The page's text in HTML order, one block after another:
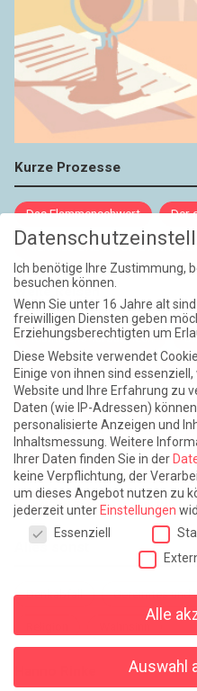
Kurze Prozesse
Das Flammenschwert Der
NIEMALS UND AUCH DANN
Weite Reisen
Atlantische Turbulenzen
Die Zeit der Ringelblumen ist
Fast am Ziel Frühling in
Leben lernen / Ein Versuch
Triple-Edinburgher mit Ketchup
Winterreise (mit Sommern)
Alles sonst
Denkabfall Gereimtes und
Ich benötige Ihre Zustimmung,
besuchen können.
Wenn Sie unter 16 Jahre alt
freiwilligen Diensten geben
Erziehungsberechtigten um
Diese Website verwendet
Einige von ihnen sind
Website und Ihre Erfahrung zu
Daten (wie IP-Adressen)
personalisierte Anzeigen und
Inhaltsmessung. Weitere
Ihrer Daten finden Sie in der
keine Verpflichtung, der
um dieses Angebot nutzen zu
jederzeit unter Einstellungen
Datenschutzeinstellungen
Essenziell
Alle
Auswahl